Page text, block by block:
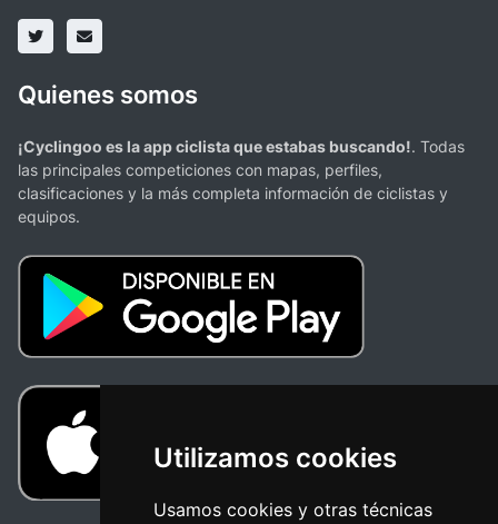
Utilizamos cookies
Usamos cookies y otras técnicas
Quienes somos
¡Cyclingoo es la app ciclista que estabas buscando!. Todas
las principales competiciones con mapas, perfiles,
clasificaciones y la más completa información de ciclistas y
equipos.